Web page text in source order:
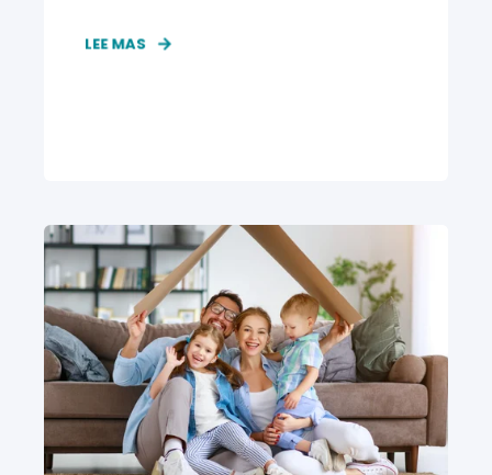
LEE MAS